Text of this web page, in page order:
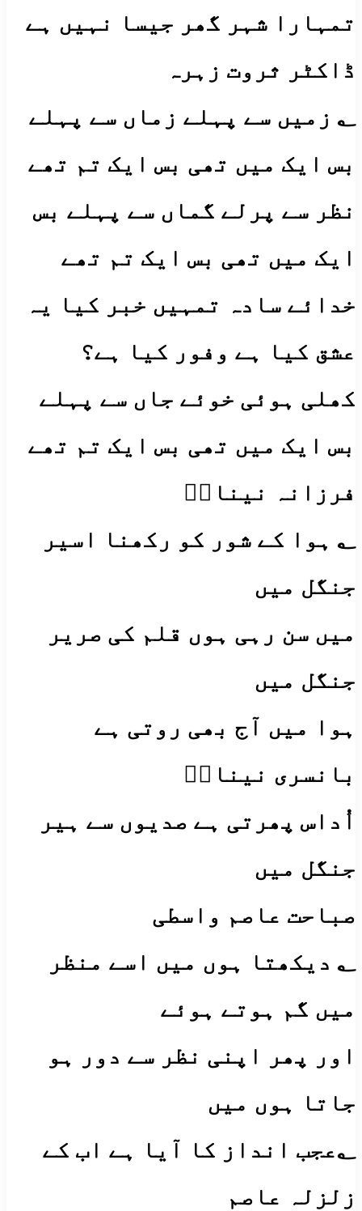
تمہارا شہر گھر جیسا نہیں ہے
ڈاکٹر ثروت زہرہ
؂ زمیں سے پہلے زماں سے پہلے
بس ایک میں تھی بس ایک تم تھے
نظر سے پرلے گماں سے پہلے بس
ایک میں تھی بس ایک تم تھے
خدائے سادہ تمہیں خبر کیا یہ
عشق کیا ہے وفور کیا ہے؟
کھلی ہوئی خوئے جاں سے پہلے
بس ایک میں تھی بس ایک تم تھے
فرزانہ نیناںؔ
؂ ہوا کے شور کو رکھنا اسیر
جنگل میں
میں سن رہی ہوں قلم کی صریر
جنگل میں
ہوا میں آج بھی روتی ہے
بانسری نیناںؔ
اُداس پھرتی ہے صدیوں سے ہیر
جنگل میں
صباحت عاصم واسطی
؂ دیکھتا ہوں میں اسے منظر
میں گم ہوتے ہوئے
اور پھر اپنی نظر سے دور ہو
جاتا ہوں میں
؂عجب انداز کا آیا ہے اب کے
زلزلہ عاصم